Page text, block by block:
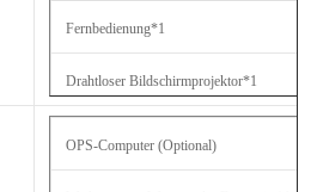
Fernbedienung*1
Drahtloser Bildschirmprojektor*1
OPS-Computer (Optional)